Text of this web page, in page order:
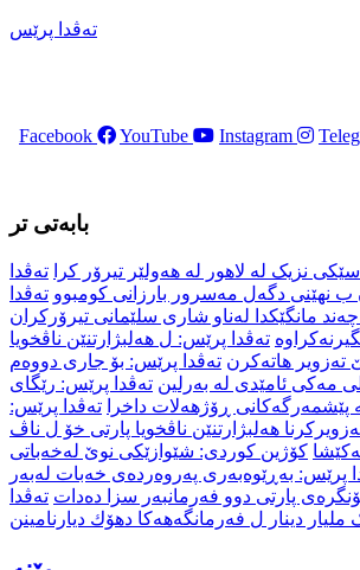
تەڤدا پرێس
Facebook YouTube Instagram
بابەتی تر
نزیک لە لاهور لە هەولێر تیرۆر کرا
تەڤدا
ب نهێنی دگەل مەسرور بارزانی کومبوو تەڤدا
مانگێكدا لەناو شاری سلێمانی تیرۆركران
تەڤدا پرێس: ل هەلبژارتنێن ناڤخویا
هاتەکرن تەڤدا پرێس: بۆ جاری دووەم
مەکی ئامێدی لە بەرلین تەڤدا پرێس: رێگای
پێشمەرگەکانی ڕۆژهەلات داخرا
تەڤدا پرێس:
هەلبژارتنێن ناڤخویا پارتی خۆ ل ناڤ
کۆژین کوردی: شێوازێکی نوێ لەخەباتی
پرێس: بەڕێوەبەری پەروەردەی خەبات لەبەر
پارتی دوو فەرمانبەر سزا دەدات تەڤدا
دینار ل فەرمانگەهەکا دهۆك دیارنامینن